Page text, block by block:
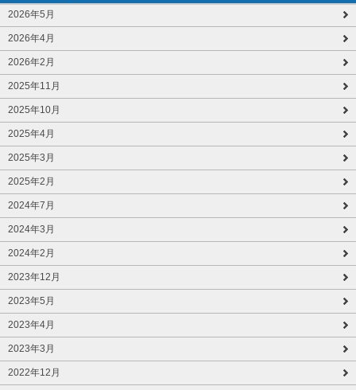
2026年5月
2026年4月
2026年2月
2025年11月
2025年10月
2025年4月
2025年3月
2025年2月
2024年7月
2024年3月
2024年2月
2023年12月
2023年5月
2023年4月
2023年3月
2022年12月